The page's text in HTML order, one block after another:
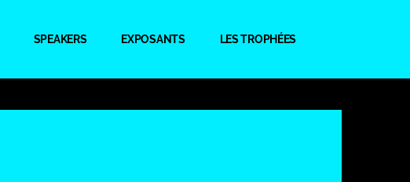
SPEAKERS EXPOSANTS LES TROPHÉES